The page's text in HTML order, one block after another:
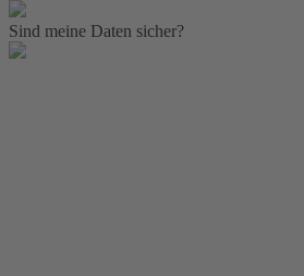
Sind meine Daten sicher?